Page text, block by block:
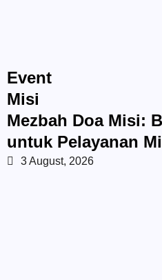
Event
Misi
Mezbah Doa Misi:
untuk Pelayanan
3 August, 2026